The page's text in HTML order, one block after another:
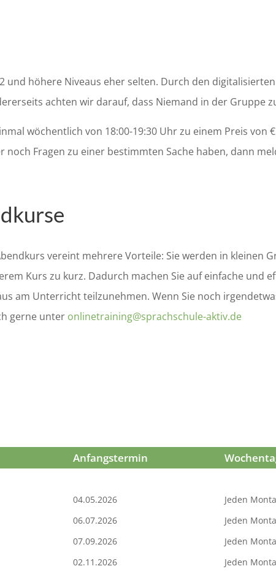
und höhere Niveaus eher selten. Durch den
achten wir darauf, dass Niemand in der Gruppe
wöchentlich von 18:00-19:30 Uhr zu einem Preis von
noch Fragen zu einer bestimmten Sache haben, dann
vereint mehrere Vorteile: Siewerden in kleinen
Kurs zu kurz. Dadurch machen Sie auf einfache und
am Unterricht teilzunehmen. Wenn Sie noch
gerne unter onlinetraining@sprachschule-aktiv.de
Anfangstermin
04.05.2026 Jeden
06.07.2026 Jeden
07.09.2026 Jeden
02.11.2026 Jeden